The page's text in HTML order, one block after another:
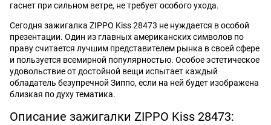
гаснет при сильном ветре, не требует особого ухода.
Сегодня зажигалка ZIPPO Kiss 28473 не нуждается в особой
презентации. Один из главных американских символов по
праву считается лучшим представителем рынка в своей сфере
и пользуется всемирной популярностью. Особое эстетическое
удовольствие от достойной вещи испытает каждый
обладатель безупречной Зиппо, если на ней будет изображена
близкая по духу тематика.
Описание зажигалки ZIPPO Kiss 28473: